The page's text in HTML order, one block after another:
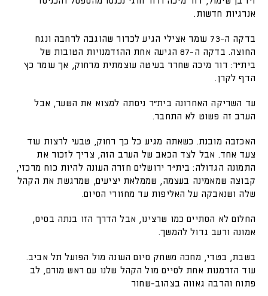
אנרגיות חדשות.
בדקה ה-73 עומר אצילי הגיע לכדור שהוגבה לרחבה ונגח
החוצה. בדקה ה-87 הגיעה אחת ההזדמנויות הטובות של
בית״ר: דור מיכה שחרר בעיטה עוצמתית מרחוק, אך עומר כץ
הדף לקרן.
עד השריקה האחרונה בית״ר ניסתה למצוא את השער, אבל
הערב זה פשוט לא התחבר.
האכזבה מובנת. כשאתה מגיע כל כך רחוק, טבעי לרצות עוד
צעד אחד. אבל לצד הכאב של הערב הזה, צריך לזכור את
התמונה הגדולה: בית״ר ירושלים חזרה העונה להיות כוח מרכזי,
קבוצה שמאמינה בעצמה, שממלאת יציעים, שמרגשת את הקהל
שלה ושנאבקה על האליפות עד מחזורי הסיום.
החלום לא הסתיים כמו שרצינו, אבל הדרך הזו בנתה בסיס,
אמונה ורעב גדול להמשך.
בשבת, בטדי, מחכה משחק סיום העונה מול הפועל תל אביב.
עוד הזדמנות אחת לסיים מול הקהל שלנו עם ראש מורם, לב
פתוח והרבה גאווה בצהוב-שחור